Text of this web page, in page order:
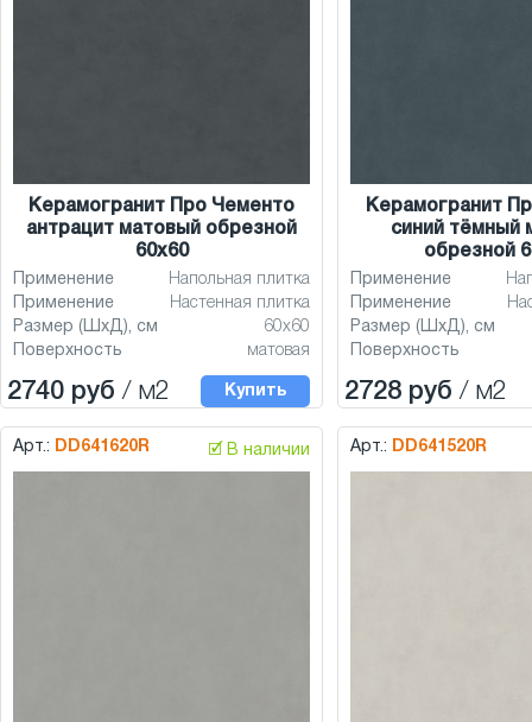
Керамогранит Про Чементо
антрацит матовый обрезной
60x60
Применение
Напольная плитка
Применение
Настенная плитка
Размер (ШхД), см
60x60
Поверхность
матовая
2740 руб / м2 Купить
Керамогранит
синий тёмный
обрезной
Применение
Применение
Размер (ШхД), см
Поверхность
2728 руб / м2
Арт.: DD641620R 🗹 В наличии Арт.: DD641520R